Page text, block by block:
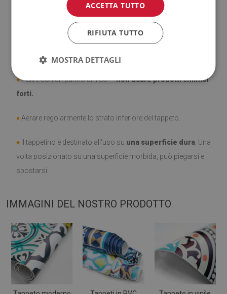
Si ricorda che i danni causati dall'uso dovuto al trascorrere
del tempo (es. abrasioni) non sono soggetti a reclami.
Come prendersi cura del prodotto?
♦Pulire con un panno umido —non usare prodotti chimici
forti.
♦ Aerare regolarmente lo strato inferiore del tappeto.
♦ Il tappetino è destinato all'uso su una superficie dura . Una
volta posizionato su una superficie morbida, può piegarsi e
spostarsi.
IMMAGINI DEL NOSTRO PRODOTTO
ACCETTA TUTTO
RIFIUTA TUTTO
MOSTRA DETTAGLI